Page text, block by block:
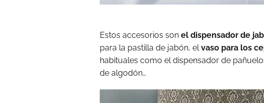
Estos accesorios son el dispensador de
para la pastilla de jabón, elvaso para los
habituales como el dispensador de
de algodón…